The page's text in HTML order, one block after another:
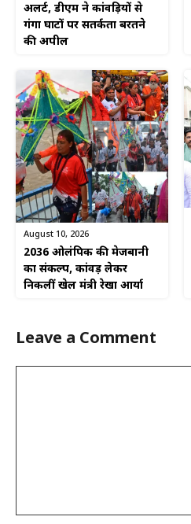
अलर्ट, डीएम ने कांवड़ियों से
गंगा घाटों पर सतर्कता बरतने
की अपील
August 10, 2026
2036 ओलंपिक की मेजबानी
का संकल्प, कांवड़ लेकर
निकलीं खेल मंत्री रेखा आर्या
Leave a Comment